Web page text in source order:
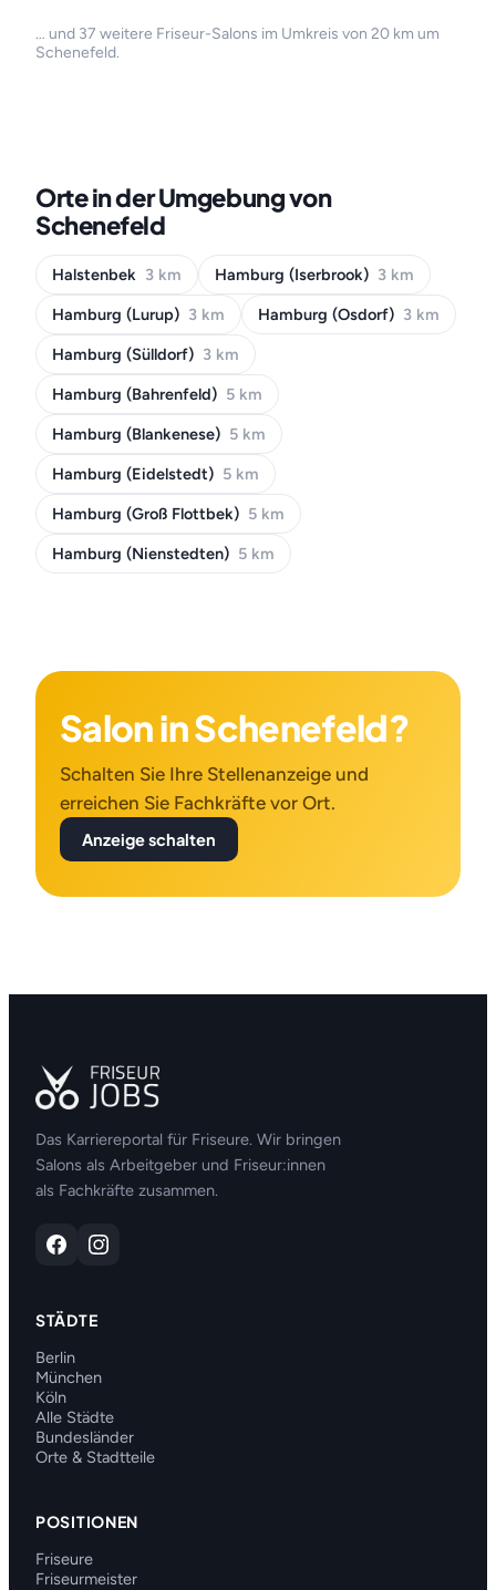
… und 37 weitere Friseur-Salons im Umkreis von 20 km um
Schenefeld.
Orte in der Umgebung von
Schenefeld
Halstenbek 3 km Hamburg (Iserbrook) 3 km
Hamburg (Lurup) 3 km Hamburg (Osdorf) 3 km
Hamburg (Sülldorf) 3 km
Hamburg (Bahrenfeld) 5 km
Hamburg (Blankenese) 5 km
Hamburg (Eidelstedt) 5 km
Hamburg (Groß Flottbek) 5 km
Hamburg (Nienstedten) 5 km
Salon in Schenefeld?
Schalten Sie Ihre Stellenanzeige und
erreichen Sie Fachkräfte vor Ort.
Anzeige schalten
Das Karriereportal für Friseure. Wir bringen
Salons als Arbeitgeber und Friseur:innen
als Fachkräfte zusammen.
STÄDTE
Berlin
München
Köln
Alle Städte
Bundesländer
Orte & Stadtteile
POSITIONEN
Friseure
Friseurmeister